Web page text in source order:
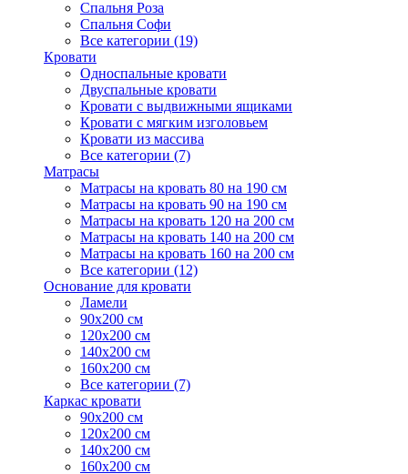
Спальня Роза
Спальня Софи
Все категории (19)
Кровати
Односпальные кровати
Двуспальные кровати
Кровати с выдвижными ящиками
Кровати с мягким изголовьем
Кровати из массива
Все категории (7)
Матрасы
Матрасы на кровать 80 на 190 см
Матрасы на кровать 90 на 190 см
Матрасы на кровать 120 на 200 см
Матрасы на кровать 140 на 200 см
Матрасы на кровать 160 на 200 см
Все категории (12)
Основание для кровати
Ламели
90х200 см
120х200 см
140х200 см
160х200 см
Все категории (7)
Каркас кровати
90х200 см
120х200 см
140х200 см
160х200 см